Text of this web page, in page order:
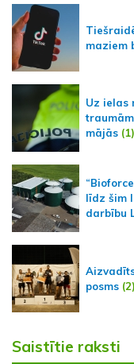
maziem
Uz ielas
mājās (1)
līdz šim
darbību
posms (2)
Saistītie raksti